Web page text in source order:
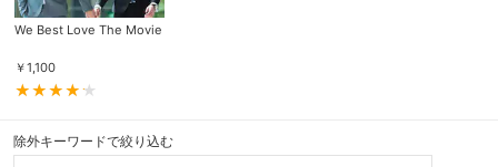
We Best Love The Movie
￥1,100
除外キーワードで絞り込む